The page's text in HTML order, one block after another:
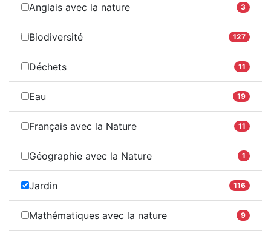
Anglais avec la nature 3
Biodiversité 127
Déchets 11
Eau 19
Français avec la Nature 11
Géographie avec la Nature 1
Jardin 116
Mathématiques avec la nature 9